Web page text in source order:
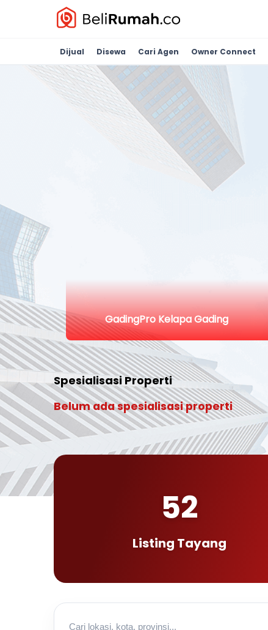
Dijual Disewa Cari Agen Owner Connect
GadingPro Kelapa Gading
Spesialisasi Properti
Belum ada spesialisasi properti
52
Listing Tayang